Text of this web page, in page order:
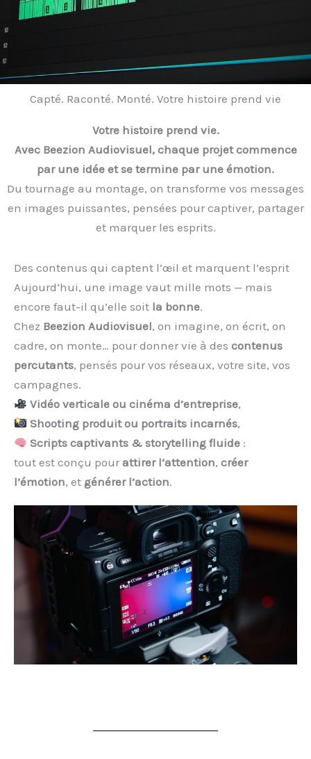
Capté. Raconté. Monté. Votre histoire prend vie
Votre histoire prend vie.
Avec Beezion Audiovisuel, chaque projet commence
par une idée et se termine par une émotion.
Du tournage au montage, on transforme vos messages
en images puissantes, pensées pour captiver, partager
et marquer les esprits.
Des contenus qui captent l’œil et marquent l’esprit
Aujourd’hui, une image vaut mille mots — mais
encore faut-il qu’elle soit la bonne.
Chez Beezion Audiovisuel, on imagine, on écrit, on
cadre, on monte… pour donner vie à des contenus
percutants, pensés pour vos réseaux, votre site, vos
campagnes.
Vidéo verticale ou cinéma d’entreprise,
Shooting produit ou portraits incarnés,
Scripts captivants & storytelling fluide :
tout est conçu pour attirer l’attention, créer
l’émotion, et générer l’action.